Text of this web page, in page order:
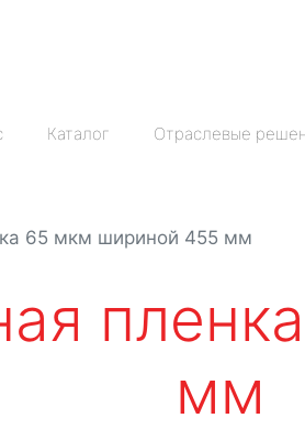
Каталог Отраслевые
65 мкм шириной 455 мм
мм